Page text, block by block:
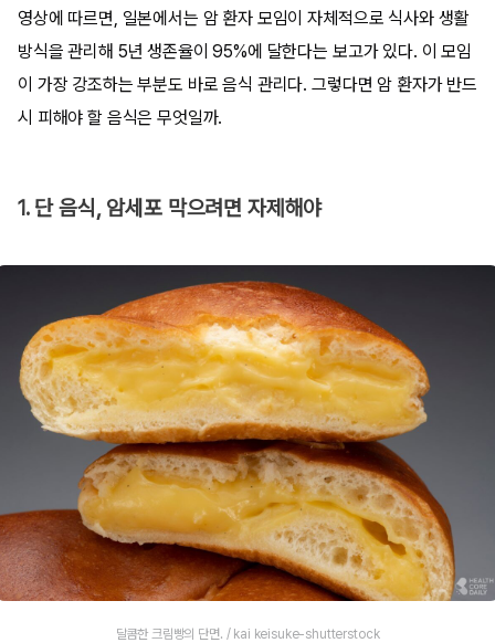
영상에 따르면, 일본에서는 암 환자 모임이 자체적으로 식사와 생활
방식을 관리해 5년 생존율이 95%에 달한다는 보고가 있다. 이 모임
이 가장 강조하는 부분도 바로 음식 관리다. 그렇다면 암 환자가 반드
시 피해야 할 음식은 무엇일까.
1. 단 음식, 암세포 막으려면 자제해야
달콤한 크림빵의 단면. / kai keisuke-shutterstock